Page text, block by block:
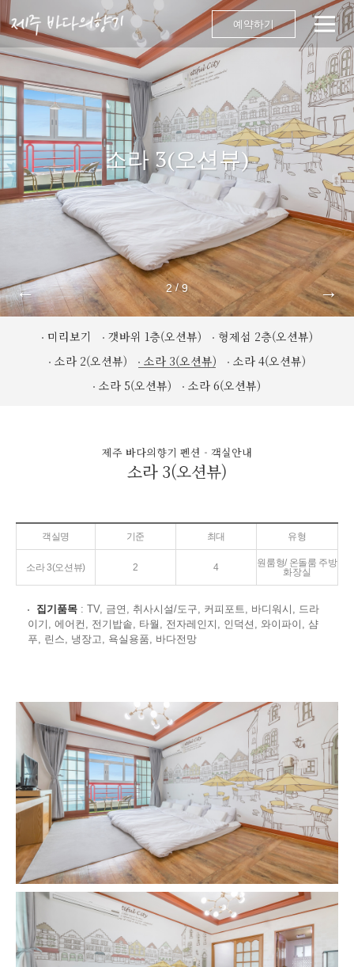
예약하기
소라 3(오션뷰)
← 2/ 9 →
미리보기 갯바위 1층(오션뷰)
형제섬 2층(오션뷰)
소라 2(오션뷰)
소라 3(오션뷰)
소라 4(오션뷰)
소라 5(오션뷰)
소라 6(오션뷰)
제주 바다의향기 펜션 - 객실안내
소라 3(오션뷰)
객실명 기준 최대 유형
소라 3(오션뷰) 2 4
원룸형/ 온돌룸 주방
화장실
집기품목 : TV, 금연, 취사시설/도구, 커피포트, 바디워시, 드라
이기, 에어컨, 전기밥솥, 타월, 전자레인지, 인덕션, 와이파이, 샴
푸, 린스, 냉장고, 욕실용품, 바다전망